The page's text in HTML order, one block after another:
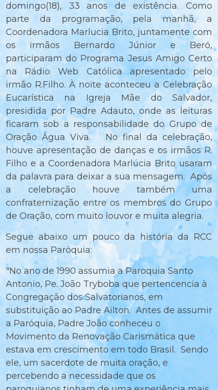
domingo(18), 33 anos de existência. Como
parte da programação, pela manhã, a
Coordenadora Marlucia Brito, juntamente com
os irmãos Bernardo Júnior e Beró,
participaram do Programa Jesus Amigo Certo
na Rádio Web Católica apresentado pelo
irmão R.Filho. À noite aconteceu a Celebração
Eucarística na Igreja Mãe do Salvador,
presidida por Padre Adauto, onde as leituras
ficaram sob a responsabilidade do Grupo de
Oração Água Viva. No final da celebração,
houve apresentação de danças e os irmãos R.
Filho e a Coordenadora Marlúcia Brito usaram
da palavra para deixar a sua mensagem. Após
a celebração houve também uma
confraternização entre os membros do Grupo
de Oração, com muito louvor e muita alegria.
Segue abaixo um pouco da história da RCC
em nossa Paróquia:
"No ano de 1990 assumia a Paroquia Santo
Antonio, Pe. João Tryboba que pertencencia à
Congregação dos Salvatorianos, em
substituição ao Padre Ailton. Antes de assumir
a Paróquia, Padre João conheceu o
Movimento da Renovação Carismática que
estava em crescimento em todo Brasil. Sendo
ele, um sacerdote de muita oração, e
percebendo a necessidade que os